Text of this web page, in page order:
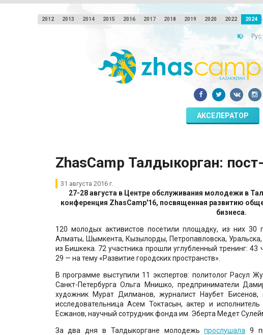
2012 2013 2014 2015 2016 2017 2018 2019 2020 2022 2024
Қаз Рус
АКСЕЛЕРАТОР
ZhasCamp Талдыкорган:
31 августа 2016 г.
27-28 августа в Центре обслуживания молодежи в
конференция ZhasCamp'16, посвященная развитию
бизнеса.
120 молодых активистов посетили площадку, из них 30
Алматы, Шымкента, Кызылорды, Петропавловска,
из Бишкека. 72 участника прошли углубленный тренинг: 43
29 — на тему «Развитие городских пространств».
В программе выступили 11 экспертов: политолог Расул
Санкт-Петербурга Ольга Мнишко, предприниматели
художник Мурат Дилманов, журналист Наубет Бисенов,
исследовательница Асем Токтасын, актер и
Есжанов, научный сотрудник фонда им. Эберта Медет
За два дня в Талдыкоргане молодежьпрослушала 9